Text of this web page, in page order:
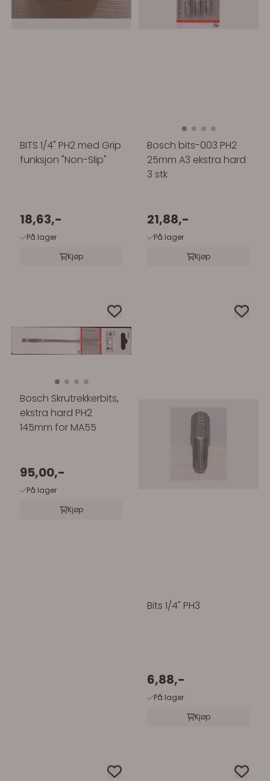
BITS 1/4" PH2 med Grip
funksjon "Non-Slip"
18,63,-
På lager
Kjøp
Bosch bits-003 PH2
25mm A3 ekstra hard
3 stk
21,88,-
På lager
Kjøp
Bosch Skrutrekkerbits,
ekstra hard PH2
145mm for MA55
95,00,-
På lager
Kjøp
Bits 1/4" PH3
6,88,-
På lager
Kjøp